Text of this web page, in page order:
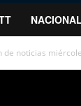
de noticias